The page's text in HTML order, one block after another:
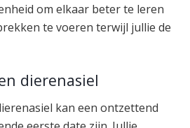
om elkaar beter te leren
te voeren terwijl jullie de
dierenasiel
kan een ontzettend